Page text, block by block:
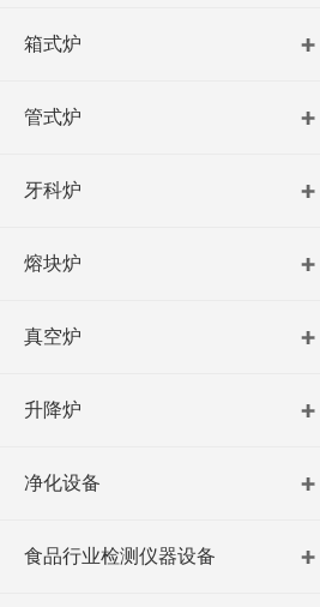
箱式炉
管式炉
牙科炉
熔块炉
真空炉
升降炉
净化设备
食品行业检测仪器设备